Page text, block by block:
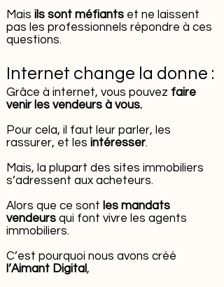
Mais ils sont méfiants et ne laissent
pas les professionnels répondre à ces
questions.
Internet change la donne :
Grâce à internet, vous pouvez faire
venir les vendeurs à vous.
Pour cela, il faut leur parler, les
rassurer, et les intéresser.
Mais, la plupart des sites immobiliers
s’adressent aux acheteurs.
Alors que ce sont les mandats
vendeurs qui font vivre les agents
immobiliers.
C’est pourquoi nous avons créé
l’Aimant Digital,